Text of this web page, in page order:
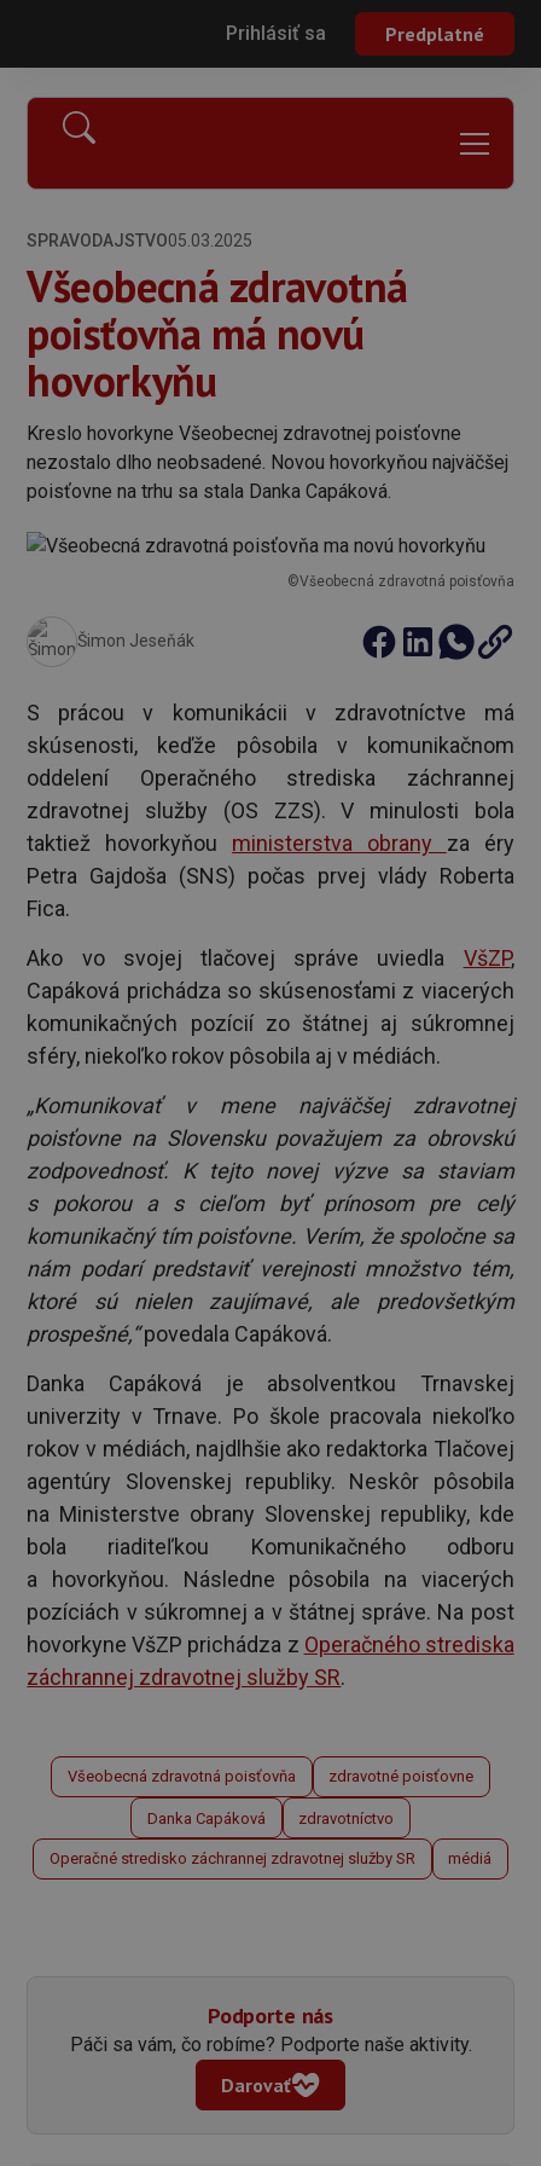
Prihlásiť sa Predplatné
SPRAVODAJSTVO05.03.2025
Všeobecná zdravotná
poisťovňa má novú
hovorkyňu
Kreslo hovorkyne Všeobecnej zdravotnej poisťovne
nezostalo dlho neobsadené. Novou hovorkyňou najväčšej
poisťovne na trhu sa stala Danka Capáková.
©Všeobecná zdravotná poisťovňa
Šimon Jeseňák
S prácou v komunikácii v zdravotníctve má
skúsenosti, keďže pôsobila v komunikačnom
oddelení Operačného strediska záchrannej
zdravotnej služby (OS ZZS). V minulosti bola
taktiež hovorkyňou ministerstva obrany za éry
Petra Gajdoša (SNS) počas prvej vlády Roberta
Fica.
Ako vo svojej tlačovej správe uviedla VšZP,
Capáková prichádza so skúsenosťami z viacerých
komunikačných pozícií zo štátnej aj súkromnej
sféry, niekoľko rokov pôsobila aj v médiách.
„Komunikovať v mene najväčšej zdravotnej
poisťovne na Slovensku považujem za obrovskú
zodpovednosť. K tejto novej výzve sa staviam
s pokorou a s cieľom byť prínosom pre celý
komunikačný tím poisťovne. Verím, že spoločne sa
nám podarí predstaviť verejnosti množstvo tém,
ktoré sú nielen zaujímavé, ale predovšetkým
prospešné,“povedala Capáková.
Danka Capáková je absolventkou Trnavskej
univerzity v Trnave. Po škole pracovala niekoľko
rokov v médiách, najdlhšie ako redaktorka Tlačovej
agentúry Slovenskej republiky. Neskôr pôsobila
na Ministerstve obrany Slovenskej republiky, kde
bola riaditeľkou Komunikačného odboru
a hovorkyňou. Následne pôsobila na viacerých
pozíciách v súkromnej a v štátnej správe. Na post
hovorkyne VšZP prichádza z Operačného strediska
záchrannej zdravotnej služby SR.
Všeobecná zdravotná poisťovňa zdravotné poisťovne
Danka Capáková zdravotníctvo
Operačné stredisko záchrannej zdravotnej služby SR médiá
Podporte nás
Páči sa vám, čo robíme? Podporte naše aktivity.
Darovať